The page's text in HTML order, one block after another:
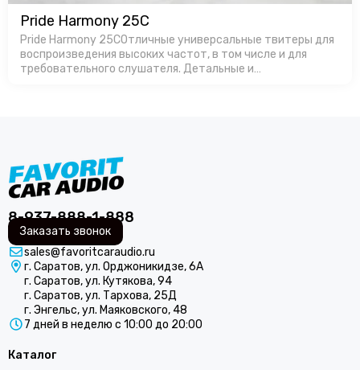
Pride Harmony 25C
Pride Harmony 25CОтличные универсальные твитеры для
воспроизведения высоких частот, в том числе и для
требовательного слушателя. Детальные и
8-937-888-1-888
Заказать звонок
sales@favoritcaraudio.ru
г. Саратов, ул. Орджоникидзе, 6А
г. Саратов, ул. Кутякова, 94
г. Саратов, ул. Тархова, 25Д
г. Энгельс, ул. Маяковского, 48
7 дней в неделю с 10:00 до 20:00
Каталог